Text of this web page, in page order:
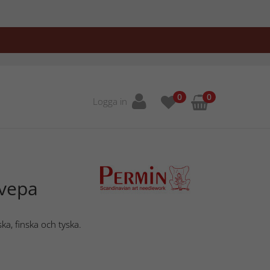
Logga in 0 0
finska och tyska.